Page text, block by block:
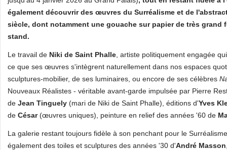
également découvrir des œuvres du Surréalisme et de
siècle, dont notamment une gouache sur papier de très
stand.
Le travail de Niki de Saint Phalle , artiste politiquement engagée
ce que ses œuvres s'intègrent naturellement dans nos espaces
sculptures-mobilier, de ses luminaires, ou encore de ses célèbres
Nouveaux Réalistes - véritable avant-garde impulsée par Pierre
de Jean Tinguely (mari de Niki de Saint Phalle), éditions d'Yves
de César(œuvres uniques), peinture en relief des années '60 de
La galerie restant toujours fidèle à son penchant pour le
également des toiles et sculptures des années '30 d'André Masson